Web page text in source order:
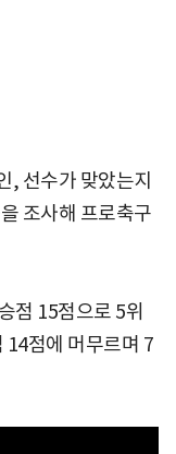
, 선수가 맞았는지
조사해 프로축구
점 15점으로 5위
14점에 머무르며 7